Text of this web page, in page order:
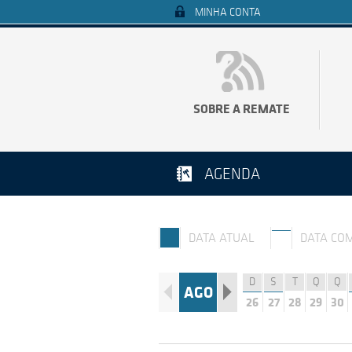
MINHA CONTA
SOBRE A REMATE
AGENDA
DATA ATUAL DATA
AGO D
26
S
27
T
28
Q
29
Q
30
25 26 27 28 29